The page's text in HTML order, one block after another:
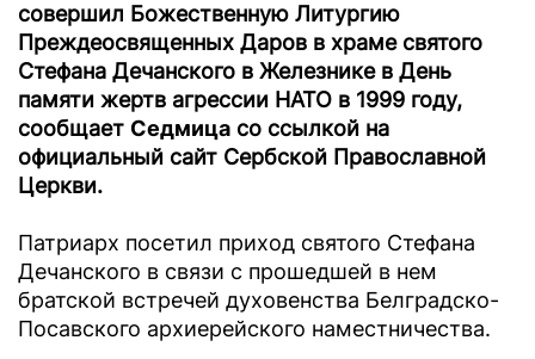
совершил Божественную Литургию
Преждеосвященных Даров в храме святого
Стефана Дечанского в Железнике в День
памяти жертв агрессии НАТО в 1999 году,
сообщает Седмица со ссылкой на
официальный сайт Сербской Православной
Церкви.
Патриарх посетил приход святого Стефана
Дечанского в связи с прошедшей в нем
братской встречей духовенства Белградско-
Посавского архиерейского наместничества.